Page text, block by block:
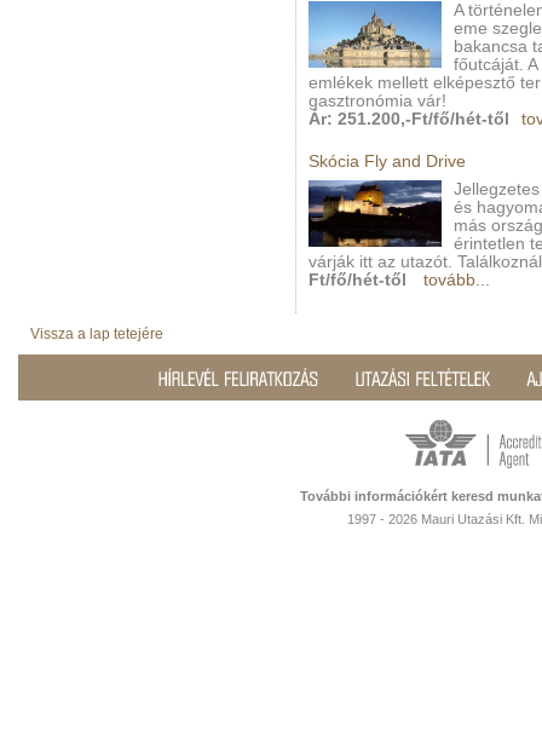
A
eme
bakancsa
főutcáját.
emlékek mellett elképesztő
gasztronómia vár!
Ár: 251.200,-Ft/fő/hét-től
Skócia Fly and Drive
és
más
érintetlen
várják itt az utazót.
Ft/fő/hét-től
tovább...
Vissza a lap tetejére
További információkért keresd
1997 - 2026 Mauri Utazási Kft.